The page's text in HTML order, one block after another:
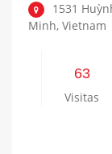
1531
Minh, Vietnam
63
Visitas